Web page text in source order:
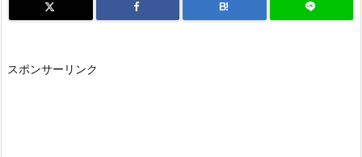
B!
スポンサーリンク